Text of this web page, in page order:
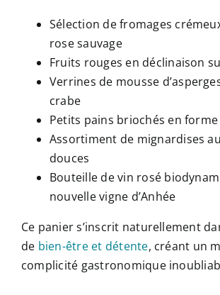
Sélection de fromages
rose sauvage
Fruits rouges en déclinaison
Verrines de mousse
crabe
Petits pains briochés en
Assortiment de mignardises
douces
Bouteille de vin rosé
nouvelle vigne d’Anhée
Ce panier s’inscrit naturellement
de bien-être et détente, créant un
complicité gastronomique